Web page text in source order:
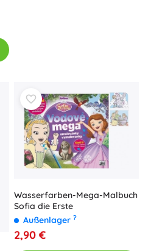
Wasserfarben-Mega-Malbuch
Sofia die Erste
Außenlager ?
2,90 €